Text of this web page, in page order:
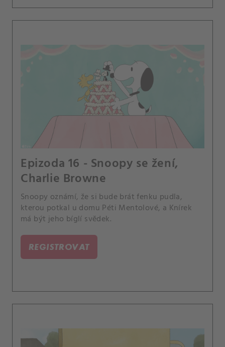
Epizoda 16 - Snoopy se žení,
Charlie Browne
Snoopy oznámí, že si bude brát fenku pudla,
kterou potkal u domu Péti Mentolové, a Knírek
má být jeho bíglí svědek.
REGISTROVAT